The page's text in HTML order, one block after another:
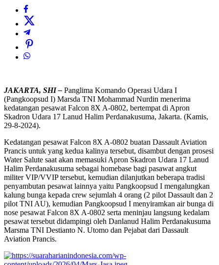
JAKARTA, SHI – Panglima Komando Operasi Udara I
(Pangkoopsud I) Marsda TNI Mohammad Nurdin menerima
kedatangan pesawat Falcon 8X A-0802, bertempat di Apron
Skadron Udara 17 Lanud Halim Perdanakusuma, Jakarta. (Kamis,
29-8-2024).
Kedatangan pesawat Falcon 8X A-0802 buatan Dassault Aviation
Prancis untuk yang kedua kalinya tersebut, disambut dengan prosesi
Water Salute saat akan memasuki Apron Skadron Udara 17 Lanud
Halim Perdanakusuma sebagai homebase bagi pasawat angkut
militer VIP/VVIP tersebut, kemudian dilanjutkan beberapa tradisi
penyambutan pesawat lainnya yaitu Pangkoopsud I mengalungkan
kalung bunga kepada crew sejumlah 4 orang (2 pilot Dassault dan 2
pilot TNI AU), kemudian Pangkoopsud I menyiramkan air bunga di
nose pesawat Falcon 8X A-0802 serta meninjau langsung kedalam
pesawat tersebut didampingi oleh Danlanud Halim Perdanakusuma
Marsma TNI Destianto N. Utomo dan Pejabat dari Dassault
Aviation Prancis.